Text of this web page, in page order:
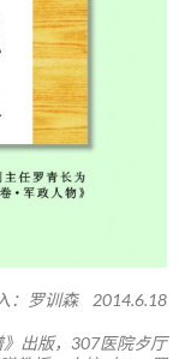
：罗训森 2014.6.18
出版，307医院歺厅